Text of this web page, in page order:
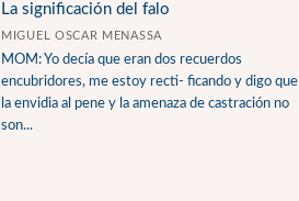
La significación del falo
MIGUEL OSCAR MENASSA
MOM: Yo decía que eran dos recuerdos
encubridores, me estoy recti- ficando y digo que
la envidia al pene y la amenaza de castración no
son...